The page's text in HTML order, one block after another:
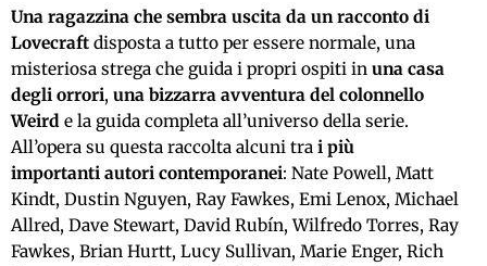
Una ragazzina che sembra uscita da un racconto di
Lovecraft disposta a tutto per essere normale, una
misteriosa strega che guida i propri ospiti in una casa
degli orrori, una bizzarra avventura del colonnello
Weird e la guida completa all’universo della serie.
All’opera su questa raccolta alcuni tra i più
importanti autori contemporanei: Nate Powell, Matt
Kindt, Dustin Nguyen, Ray Fawkes, Emi Lenox, Michael
Allred, Dave Stewart, David Rubín, Wilfredo Torres, Ray
Fawkes, Brian Hurtt, Lucy Sullivan, Marie Enger, Rich